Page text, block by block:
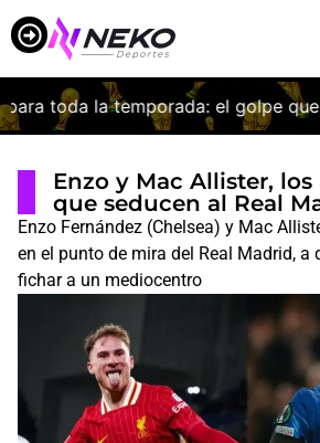
toda la temporada: el golpe que
Enzo y Mac Allister,
que seducen al Real
Enzo Fernández (Chelsea) y Mac
en el punto de mira del Real Madrid, a
fichar a un mediocentro